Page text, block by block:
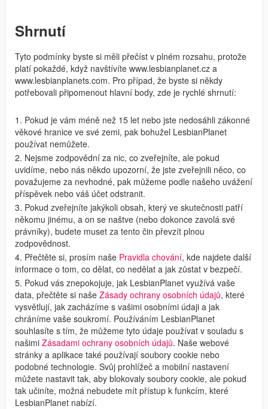
Shrnutí
Tyto podmínky byste si měli přečíst v plném rozsahu, protože
platí pokaždé, když navštívíte www.lesbianplanet.cz a
www.lesbianplanets.com. Pro případ, že byste si někdy
potřebovali připomenout hlavní body, zde je rychlé shrnutí:
1. Pokud je vám méně než 15 let nebo jste nedosáhli zákonné
věkové hranice ve své zemi, pak bohužel LesbianPlanet
používat nemůžete.
2. Nejsme zodpovědní za nic, co zveřejníte, ale pokud
uvidíme, nebo nás někdo upozorní, že jste zveřejnili něco, co
považujeme za nevhodné, pak můžeme podle našeho uvážení
příspěvek nebo váš účet odstranit.
3. Pokud zveřejníte jakýkoli obsah, který ve skutečnosti patří
někomu jinému, a on se naštve (nebo dokonce zavolá své
právníky), budete muset za tento čin převzít plnou
zodpovědnost.
4. Přečtěte si, prosím naše Pravidla chování, kde najdete další
informace o tom, co dělat, co nedělat a jak zůstat v bezpečí.
5. Pokud vás znepokojuje, jak LesbianPlanet využívá vaše
data, přečtěte si naše Zásady ochrany osobních údajů, které
vysvětlují, jak zacházíme s vašimi osobními údaji a jak
chráníme vaše soukromí. Používáním LesbianPlanet
souhlasíte s tím, že můžeme tyto údaje používat v souladu s
našimi Zásadami ochrany osobních údajů. Naše webové
stránky a aplikace také používají soubory cookie nebo
podobné technologie. Svůj prohlížeč a mobilní nastavení
můžete nastavit tak, aby blokovaly soubory cookie, ale pokud
tak učiníte, možná nebudete mít přístup k funkcím, které
LesbianPlanet nabízí.